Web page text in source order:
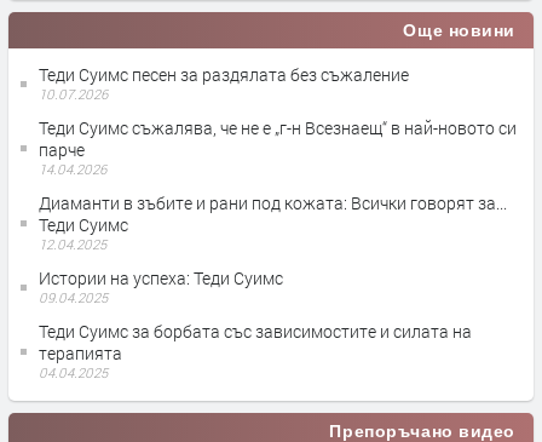
Още новини
Теди Суимс песен за раздялата без съжаление
10.07.2026
Теди Суимс съжалява, че не е „г-н Всезнаещ“ в най-новото си
парче
14.04.2026
Диаманти в зъбите и рани под кожата: Всички говорят за...
Теди Суимс
12.04.2025
Истории на успеха: Теди Суимс
09.04.2025
Теди Суимс за борбата със зависимостите и силата на
терапията
04.04.2025
Препоръчано видео